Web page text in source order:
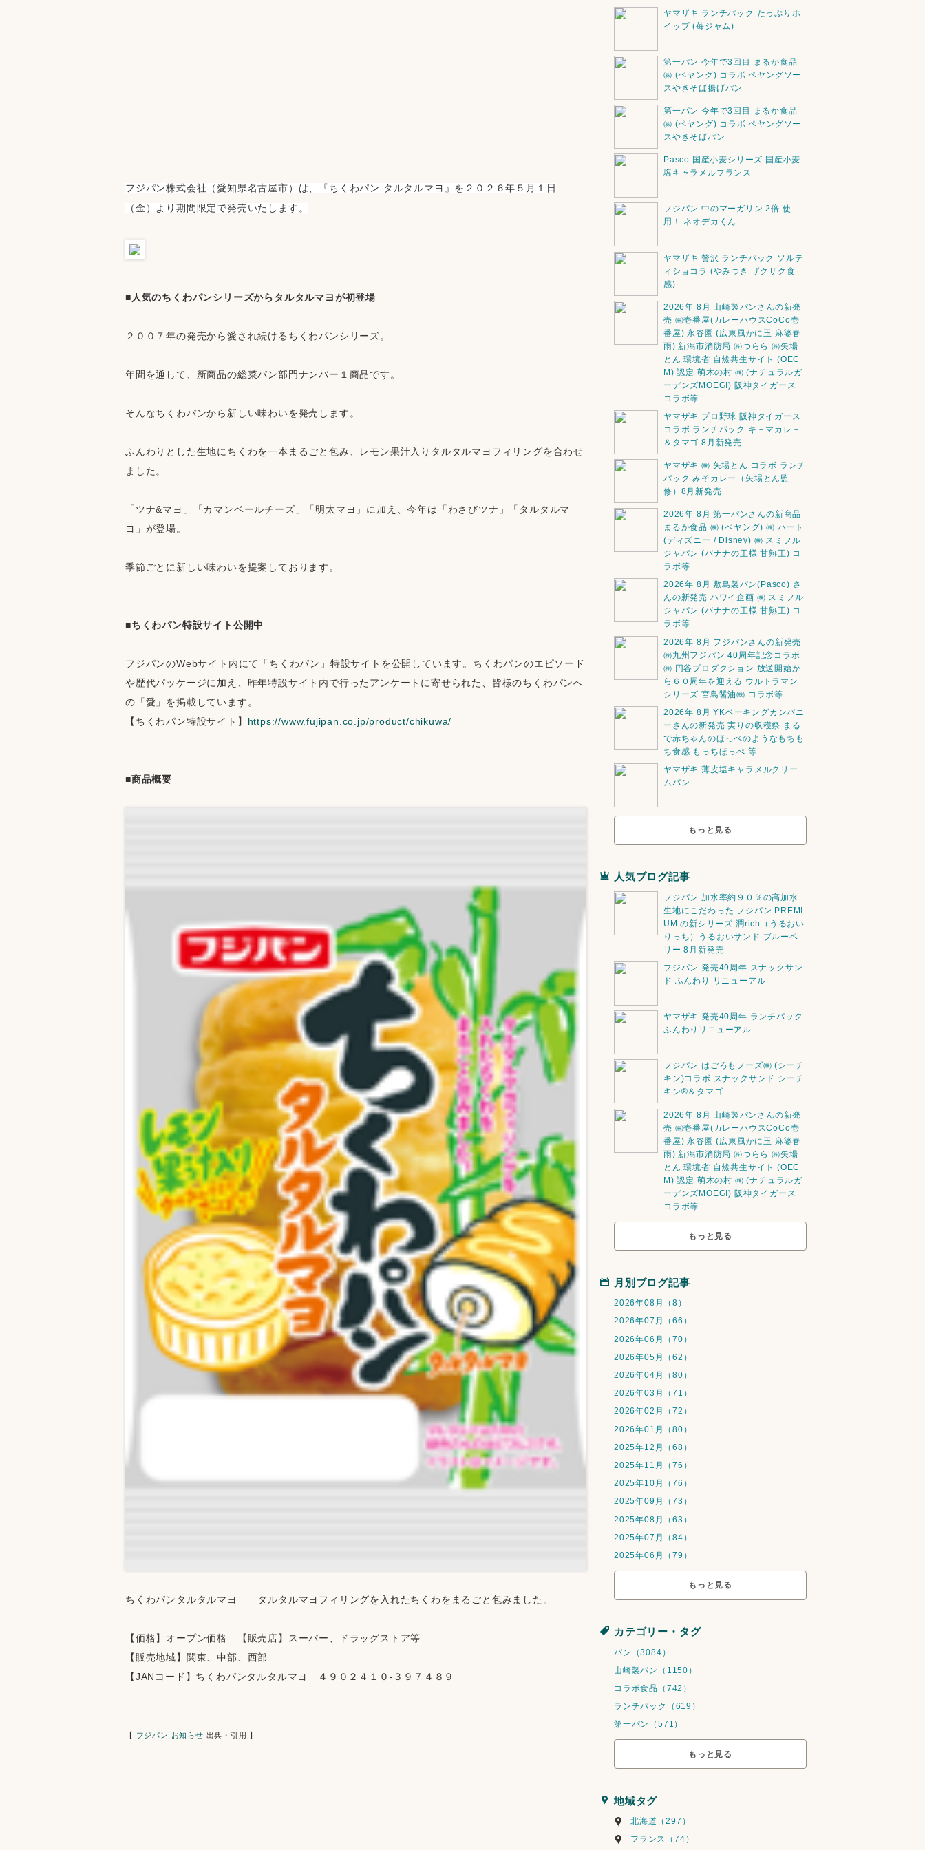
フジパン株式会社（愛知県名古屋市）は、『ちくわパン タルタルマヨ』を２０２６年５月１日
（金）より期間限定で発売いたします。
■人気のちくわパンシリーズからタルタルマヨが初登場
２００７年の発売から愛され続けるちくわパンシリーズ。
年間を通して、新商品の総菜パン部門ナンバー１商品です。
そんなちくわパンから新しい味わいを発売します。
ふんわりとした生地にちくわを一本まるごと包み、レモン果汁入りタルタルマヨフィリングを合わせ
ました。
「ツナ&マヨ」「カマンベールチーズ」「明太マヨ」に加え、今年は「わさびツナ」「タルタルマ
ヨ」が登場。
季節ごとに新しい味わいを提案しております。
■ちくわパン特設サイト公開中
フジパンのWebサイト内にて「ちくわパン」特設サイトを公開しています。ちくわパンのエピソード
や歴代パッケージに加え、昨年特設サイト内で行ったアンケートに寄せられた、皆様のちくわパンへ
の「愛」を掲載しています。
【ちくわパン特設サイト】 https://www.fujipan.co.jp/product/chikuwa/
■商品概要
ちくわパンタルタルマヨ タルタルマヨフィリングを入れたちくわをまるごと包みました。
【価格】オープン価格　【販売店】スーパー、ドラッグストア等
【販売地域】関東、中部、西部
【JANコード】ちくわパンタルタルマヨ　４９０２４１０-３９７４８９
【 フジパン お知らせ 出典・引用 】
ヤマザキ ランチパック たっぷりホ
イップ (苺ジャム)
第一パン 今年で3回目 まるか食品
㈱ (ペヤング) コラボ ペヤングソー
スやきそば揚げパン
第一パン 今年で3回目 まるか食品
㈱ (ペヤング) コラボ ペヤングソー
スやきそばパン
Pasco 国産小麦シリーズ 国産小麦
塩キャラメルフランス
フジパン 中のマーガリン 2倍 使
用！ ネオデカくん
ヤマザキ 贅沢 ランチパック ソルテ
ィショコラ (やみつき ザクザク食
感)
2026年 8月 山崎製パンさんの新発
売 ㈱壱番屋(カレーハウスCoCo壱
番屋) 永谷園 (広東風かに玉 麻婆春
雨) 新潟市消防局 ㈱つらら ㈱矢場
とん 環境省 自然共生サイト (OEC
M) 認定 萌木の村 ㈱ (ナチュラルガ
ーデンズMOEGI) 阪神タイガース
コラボ等
ヤマザキ プロ野球 阪神タイガース
コラボ ランチパック キ－マカレ－
＆タマゴ 8月新発売
ヤマザキ ㈱ 矢場とん コラボ ランチ
パック みそカレー（矢場とん監
修）8月新発売
2026年 8月 第一パンさんの新商品
まるか食品 ㈱ (ペヤング) ㈱ ハート
(ディズニー / Disney) ㈱ スミフル
ジャパン (バナナの王様 甘熟王) コ
ラボ等
2026年 8月 敷島製パン(Pasco) さ
んの新発売 ハワイ企画 ㈱ スミフル
ジャパン (バナナの王様 甘熟王) コ
ラボ等
2026年 8月 フジパンさんの新発売
㈱九州フジパン 40周年記念コラボ
㈱ 円谷プロダクション 放送開始か
ら６０周年を迎える ウルトラマン
シリーズ 宮島醤油㈱ コラボ等
2026年 8月 YKベーキングカンパニ
ーさんの新発売 実りの収穫祭 まる
で赤ちゃんのほっぺのようなもちも
ち食感 もっちほっぺ 等
ヤマザキ 薄皮塩キャラメルクリー
ムパン
もっと見る
人気ブログ記事
フジパン 加水率約９０％の高加水
生地にこだわった フジパン PREMI
UM の新シリーズ 潤rich（うるおい
りっち）うるおいサンド ブルーベ
リー 8月新発売
フジパン 発売49周年 スナックサン
ド ふんわり リニューアル
ヤマザキ 発売40周年 ランチパック
ふんわりリニューアル
フジパン はごろもフーズ㈱ (シーチ
キン)コラボ スナックサンド シーチ
キン®️＆タマゴ
2026年 8月 山崎製パンさんの新発
売 ㈱壱番屋(カレーハウスCoCo壱
番屋) 永谷園 (広東風かに玉 麻婆春
雨) 新潟市消防局 ㈱つらら ㈱矢場
とん 環境省 自然共生サイト (OEC
M) 認定 萌木の村 ㈱ (ナチュラルガ
ーデンズMOEGI) 阪神タイガース
コラボ等
もっと見る
月別ブログ記事
2026年08月（8）
2026年07月（66）
2026年06月（70）
2026年05月（62）
2026年04月（80）
2026年03月（71）
2026年02月（72）
2026年01月（80）
2025年12月（68）
2025年11月（76）
2025年10月（76）
2025年09月（73）
2025年08月（63）
2025年07月（84）
2025年06月（79）
もっと見る
カテゴリー・タグ
パン（3084）
山崎製パン（1150）
コラボ食品（742）
ランチパック（619）
第一パン（571）
もっと見る
地域タグ
北海道（297）
フランス（74）